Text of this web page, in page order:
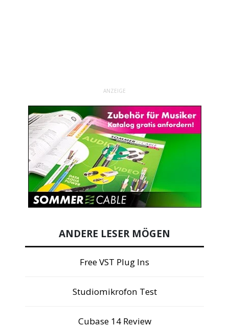
ANZEIGE
ANDERE LESER MÖGEN
Free VST Plug Ins
Studiomikrofon Test
Cubase 14 Review